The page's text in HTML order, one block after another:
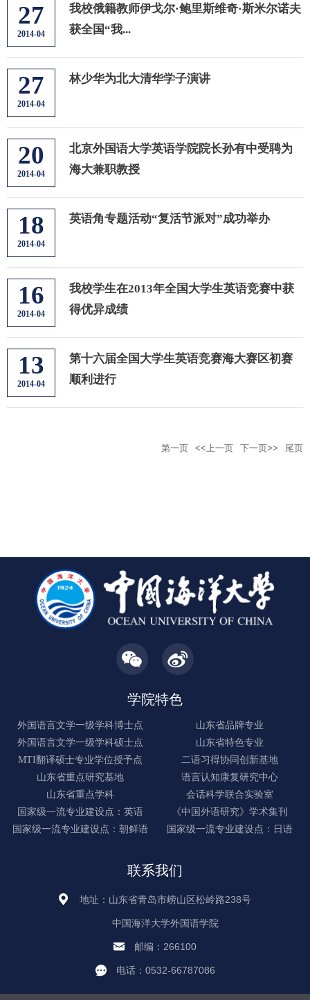
27
2014-04
我校俄籍教师伊戈尔·鲍里斯维奇·斯米尔诺夫
获全国“我...
27
2014-04
林少华为北大清华学子演讲
20
2014-04
北京外国语大学英语学院院长孙有中受聘为
海大兼职教授
18
2014-04
英语角专题活动“复活节派对”成功举办
16
2014-04
我校学生在2013年全国大学生英语竞赛中获
得优异成绩
13
2014-04
第十六届全国大学生英语竞赛海大赛区初赛
顺利进行
第一页 <<上一页 下一页>> 尾页
学院特色
外国语言文学一级学科博士点
山东省品牌专业
外国语言文学一级学科硕士点
山东省特色专业
MTI翻译硕士专业学位授予点
二语习得协同创新基地
山东省重点研究基地
语言认知康复研究中心
山东省重点学科
会话科学联合实验室
国家级一流专业建设点：英语
《中国外语研究》学术集刊
国家级一流专业建设点：朝鲜语
国家级一流专业建设点：日语
联系我们
地址：山东省青岛市崂山区松岭路238号
中国海洋大学外国语学院
邮编：266100
电话：0532-66787086